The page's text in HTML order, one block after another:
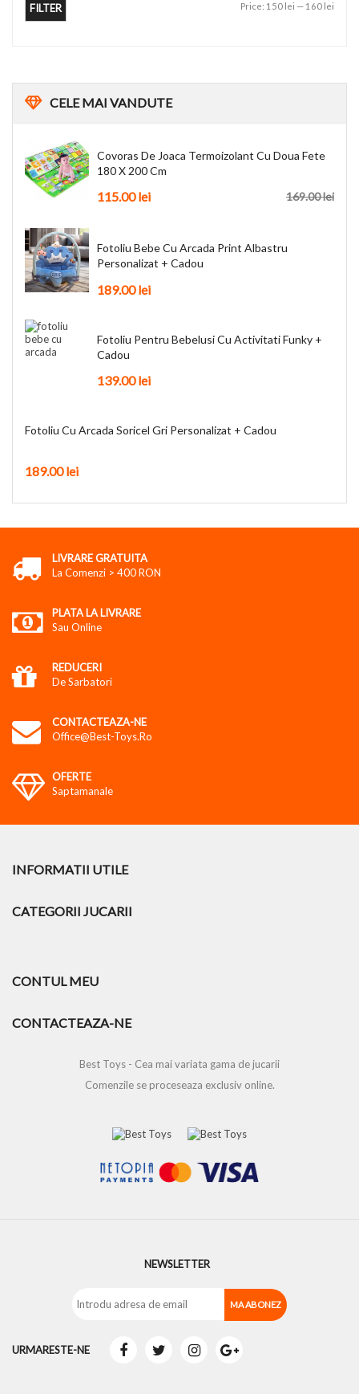
FILTER Price: 150 lei — 160 lei
CELEMAI VANDUTE
Covoras De Joaca Termoizolant Cu Doua Fete
180 X 200 Cm
169.00lei
115.00lei
Fotoliu Bebe Cu Arcada Print Albastru
Personalizat + Cadou
189.00lei
Fotoliu Pentru Bebelusi Cu Activitati Funky +
Cadou
139.00lei
Fotoliu Cu Arcada Soricel Gri Personalizat + Cadou
189.00lei
LIVRARE GRATUITA
La Comenzi > 400 RON
PLATA LA LIVRARE
Sau Online
REDUCERI
De Sarbatori
CONTACTEAZA-NE
Office@best-Toys.ro
OFERTE
Saptamanale
INFORMATII UTILE
CATEGORII JUCARII
CONTUL MEU
CONTACTEAZA-NE
Best Toys - Cea mai variata gama de jucarii
Comenzile se proceseaza exclusiv online.
NEWSLETTER
URMARESTE-NE